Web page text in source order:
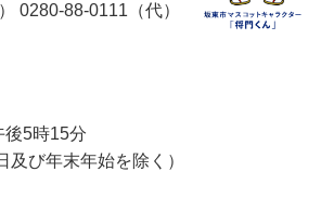
0280-88-0111（代）
後5時15分
及び年末年始を除く）